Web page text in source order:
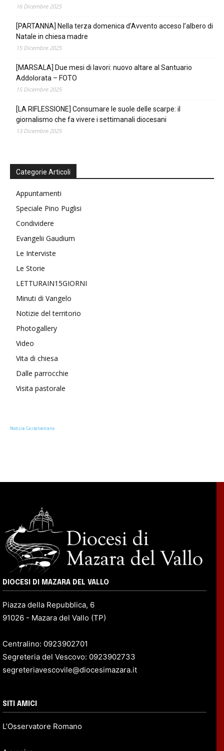
16 Dicembre 2025
[PARTANNA] Nella terza domenica d’Avvento acceso l’albero di
Natale in chiesa madre
15 Dicembre 2025
[MARSALA] Due mesi di lavori: nuovo altare al Santuario
Addolorata – FOTO
15 Dicembre 2025
[LA RIFLESSIONE] Consumare le suole delle scarpe: il
giornalismo che fa vivere i settimanali diocesani
13 Dicembre 2025
Categorie Articoli
Appuntamenti
Speciale Pino Puglisi
Condividere
Evangelii Gaudium
Le Interviste
Le Storie
LETTURAIN15GIORNI
Minuti di Vangelo
Notizie del territorio
Photogallery
Video
Vita di chiesa
Dalle parrocchie
Visita pastorale
Notizie Castelvetrano
DIOCESI DI MAZARA DEL VALLO
Piazza della Repubblica, 6
91026 - Mazara del Vallo (TP)
Centralino: 0923902701
Segreteria del Vescovo: 0923902733
segreteriavescovile@diocesimazara.it
SITI AMICI
L’Osservatore Romano